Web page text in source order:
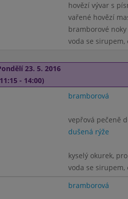
hovězí vývar s
vařené hovězí
bramborové
voda se sirupem,
23. 5. 2016
- 14:00)
bramborová
vepřová pečeně
dušená rýže
kyselý okurek,
voda se sirupem,
bramborová